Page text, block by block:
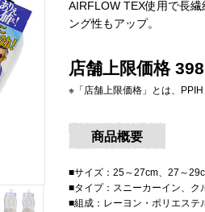
AIRFLOW TEX使用で長
ング性もアップ。
店舗上限価格
※「店舗上限価格」とは、
商品概要
■サイズ：25～27cm、27～
■タイプ：スニーカーイン、ク
■組成：レーヨン・ポリエステ